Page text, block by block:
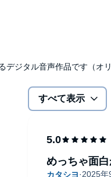
ジタル音声作品です（オ
すべて表示
めっちゃ面